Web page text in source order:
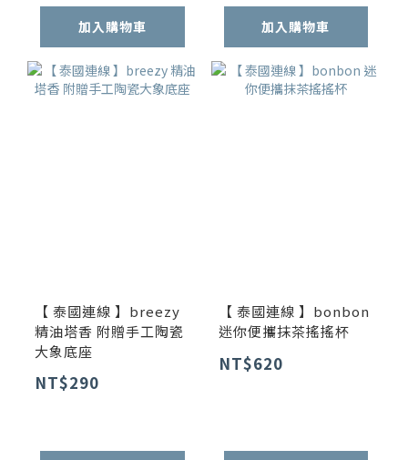
加入購物車 加入購物車
【 泰國連線 】breezy
精油塔香 附贈手工陶瓷
大象底座
NT$290
【 泰國連線 】bonbon
迷你便攜抹茶搖搖杯
NT$620